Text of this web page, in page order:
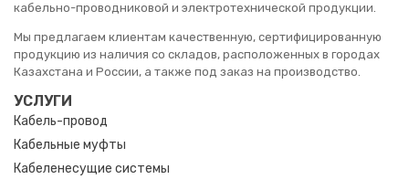
кабельно-проводниковой и электротехнической продукции.
Мы предлагаем клиентам качественную, сертифицированную
продукцию из наличия со складов, расположенных в городах
Казахстана и России, а также под заказ на производство.
УСЛУГИ
Кабель-провод
Кабельные муфты
Кабеленесущие системы